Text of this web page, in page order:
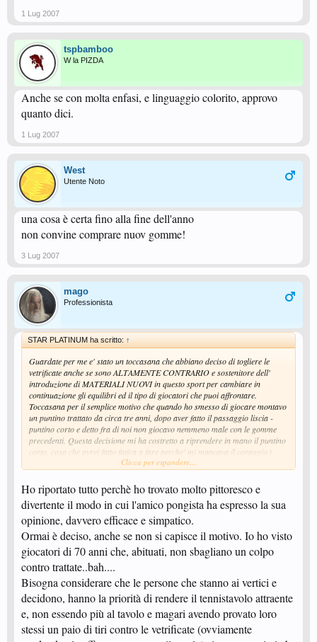
1 Lug 2007
tspbamboo
W la PIZDA
Anche se con molta enfasi, e linguaggio colorito, approvo
quanto dici.
1 Lug 2007
West
Utente Noto
una cosa è certa fino alla fine dell'anno
non convine comprare nuov gomme!
3 Lug 2007
mago
Professionista
STAR PLATINUM ha scritto: ↑
Guardate per me e' stato un toccasana che abbiano deciso di togliere le
vetrificate anche se sono ALTAMENTE CONTRARIO e sostenitore dell'
introduzione di MATERIALI NUOVI in questo sport per cambiare in
continuazione gli equilibri ed il tipo di giocatori che puoi affrontare.
Toccasana per il semplice motivo che quando ho smesso di giocare montavo
un puntino trattato da circa tre anni, dopo aver fatto il passaggio liscia -
puntino corto e detto fra di noi non giocavo nemmeno male con le gomme
precedenti. Questa decisione mi ha costretto a riprendere in mano il puntino
corto, cosa che avrei fatto fatica a fare perche' mi mancava il coraggio (
riprendere la mano sulla puntinata corta non e' /sara' facilissimo ) ad ogni
tanto sto ***** di rovescio !!!
Detto questo spiego come mai approvo le puntinate trattate : con l' avento di
queste nuove gomme sono aumentate le tipologie di gioco, inoltre ogni
giocatore le utilizza in maniera differente ( chi blocca maggiormente, chi
spinge, chi difende da dietro ) quindi mi stimola a confrontarmi con tipi di
gioco differenti. E poi non sopporto quelli che dicono di toglierle perche' ci
perdono sempre ! Basta saperci giocare come anche le Antitop e sopratutto
usare la testa. Magari tutti gli attacanti vorrebbero sempre sparare tutto ai
200 Km/H, IN MACCHINA NON PUOI ANDARE SEMPRE FORTE, DEVI
FRENARE NELLE CURVE, SE NO SBATTI !!! Stessa cosa nel
Tennistavolo.C'e' anche chi contro i puntini lunghi ci vince quasi sempre
allora e' vero che danno sempre un vantaggio ? La verita' e' che ogni cosa
da svantaggi e vantaggi, pure per il puntino lungo vale la stessa cosa.
Io ormai ho scelto la strada del puntino corto ma SPERO VIVAMENTE che
Clicca per espandere...
Ho riportato tutto perchè ho trovato molto pittoresco e
divertente il modo in cui l'amico pongista ha espresso la sua
opinione, davvero efficace e simpatico.
Ormai è deciso, anche se non si capisce il motivo. Io ho visto
giocatori di 70 anni che, abituati, non sbagliano un colpo
contro trattate..bah....
Bisogna considerare che le persone che stanno ai vertici e
decidono, hanno la priorità di rendere il tennistavolo attraente
e, non essendo più al tavolo e magari avendo provato loro
stessi un paio di tiri contro le vetrificate (ovviamente